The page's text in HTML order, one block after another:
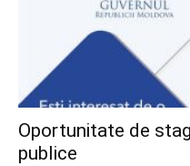
Oportunitate de
publice